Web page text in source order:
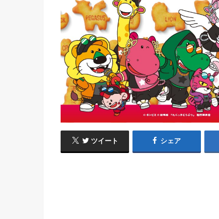
ツイート シェア